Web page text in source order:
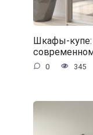
Шкафы-купе:
0 345